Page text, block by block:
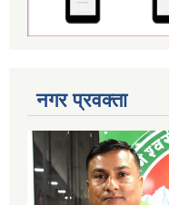
नगर प्रवक्ता